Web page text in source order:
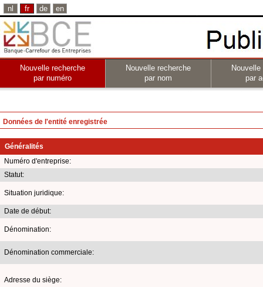
nl fr de en
Nouvelle recherche
par numéro
Nouvelle recherche
par nom
par
Données de l'entité enregistrée
Généralités
Numéro d'entreprise:
Statut:
Situation juridique:
Date de début:
Dénomination:
Dénomination commerciale:
Adresse du siège: